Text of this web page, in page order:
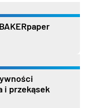
i przekąsek